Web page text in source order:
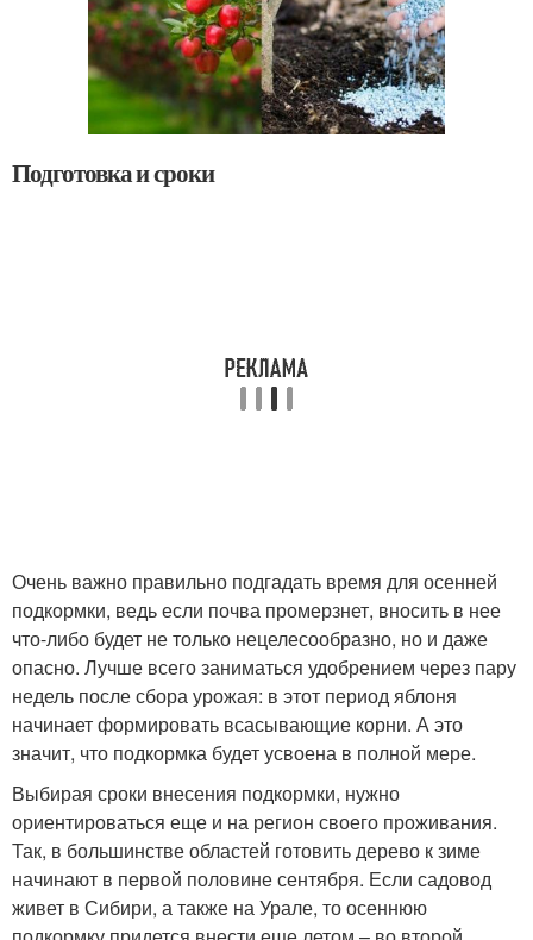
Подготовка и сроки
Очень важно правильно подгадать время для осенней
подкормки, ведь если почва промерзнет, вносить в нее
что-либо будет не только нецелесообразно, но и даже
опасно. Лучше всего заниматься удобрением через пару
недель после сбора урожая: в этот период яблоня
начинает формировать всасывающие корни. А это
значит, что подкормка будет усвоена в полной мере.
Выбирая сроки внесения подкормки, нужно
ориентироваться еще и на регион своего проживания.
Так, в большинстве областей готовить дерево к зиме
начинают в первой половине сентября. Если садовод
живет в Сибири, а также на Урале, то осеннюю